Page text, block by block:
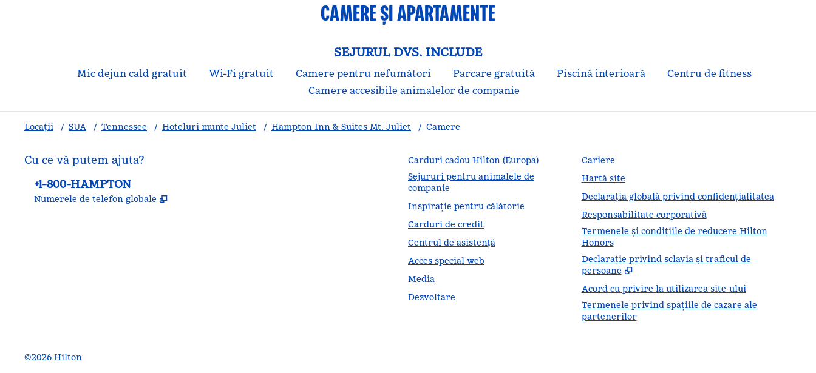
CAMERE ȘI APARTAMENTE
SEJURUL DVS. INCLUDE
Mic dejun cald gratuit Wi-Fi gratuit Camere pentru nefumători Parcare gratuită Piscină interioară
Centru de fitness
Camere accesibile animalelor de companie
Locații / SUA / Tennessee / Hoteluri munte Juliet / Hampton Inn & Suites Mt. Juliet / Camere
Cu ce vă putem ajuta?
Telefon:
+1-800-HAMPTON
Numerele de telefon globale ,
Carduri cadou Hilton (Europa)
Sejururi pentru animalele de
companie
Inspirație pentru călătorie
Carduri de credit
Centrul de asistență
Acces special web
Media
Dezvoltare
Cariere
Hartă site
Declarația globală privind confidenţialitatea
Responsabilitate corporativă
Termenele și condițiile de reducere Hilton
Honors
Declarație privind sclavia și traficul de
persoane
Acord cu privire la utilizarea site-ului
Termenele privind spațiile de cazare ale
partenerilor
©2026 Hilton